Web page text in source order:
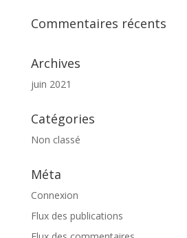
Commentaires récents
Archives
juin 2021
Catégories
Non classé
Méta
Connexion
Flux des publications